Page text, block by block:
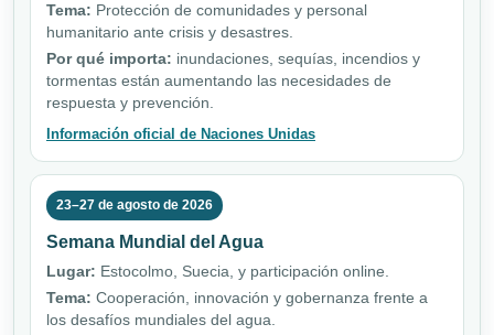
Tema: Protección de comunidades y personal
humanitario ante crisis y desastres.
Por qué importa: inundaciones, sequías, incendios y
tormentas están aumentando las necesidades de
respuesta y prevención.
Información oficial de Naciones Unidas
23–27 de agosto de 2026
Semana Mundial del Agua
Lugar: Estocolmo, Suecia, y participación online.
Tema: Cooperación, innovación y gobernanza frente a
los desafíos mundiales del agua.